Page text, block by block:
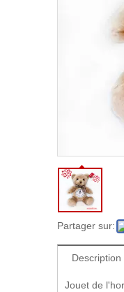
Partager sur:
Jouet de